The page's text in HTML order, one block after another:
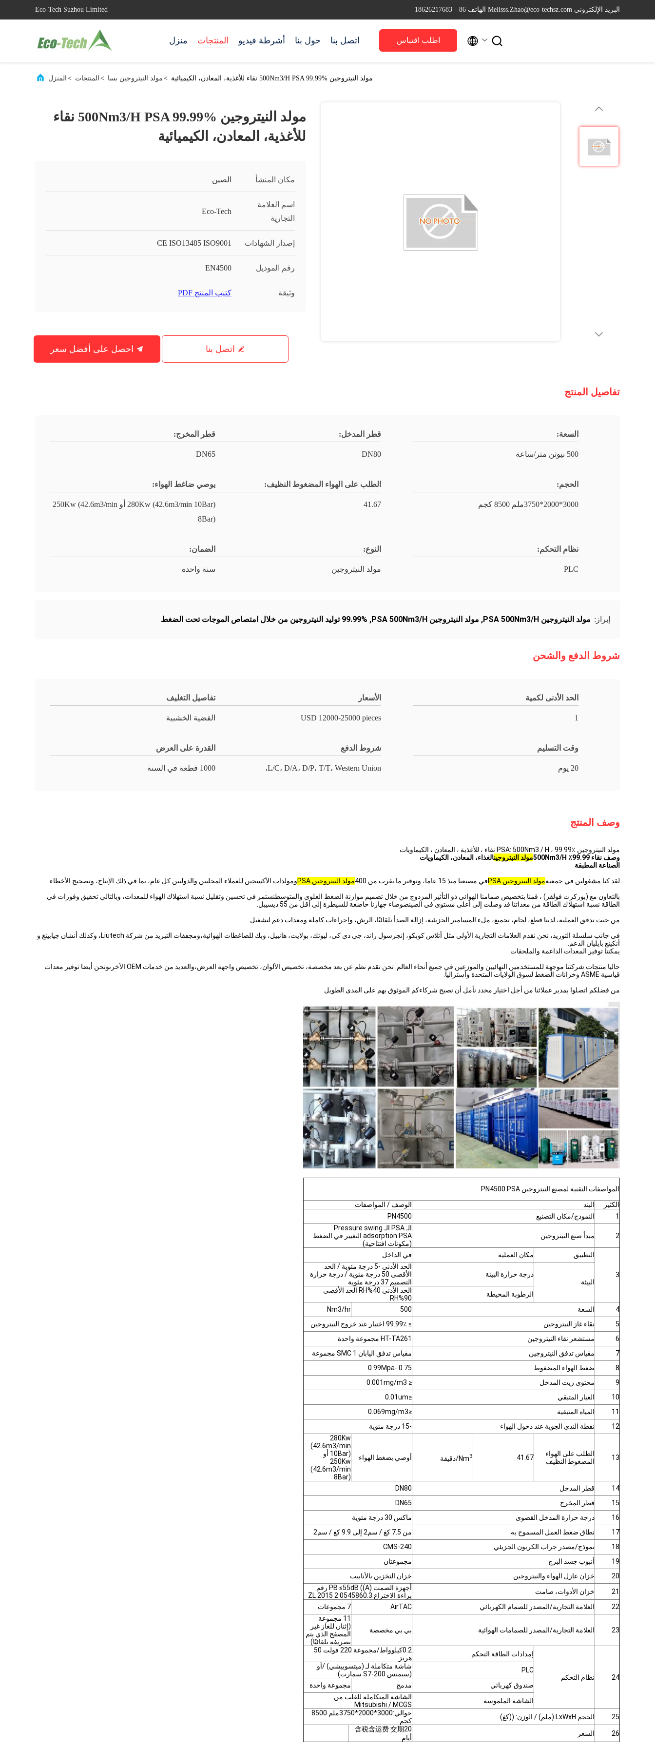
Eco-Tech Suzhou Limited البريد الإلكتروني Melisss.Zhao@eco-techsz.com الهاتف 86-- 18626217683
منزل المنتجات أشرطة فيديو حول بنا اتصل بنا اطلب اقتباس  
المنزل > المنتجات > مولد النيتروجين بسا > مولد النيتروجين 500Nm3/H PSA 99.99% نقاء للأغذية، المعادن، الكيميائية
مولد النيتروجين 500Nm3/H PSA 99.99% نقاء
للأغذية، المعادن، الكيميائية
مكان المنشأ الصين
اسم العلامة
التجارية
Eco-Tech
إصدار الشهادات CE ISO13485 ISO9001
رقم الموديل EN4500
وثيقة كتيب المنتج PDF
اتصل بنا
تفاصيل المنتج
السعة:
500 نيوتن متر/ساعة
قطر المدخل:
DN80
قطر المخرج:
DN65
الحجم:
3000*2000*3750ملم 8500 كجم
الطلب على الهواء المضغوط النظيف:
41.67
يوصي ضاغط الهواء:
280Kw (42.6m3/min 10Bar) أو 250Kw (42.6m3/min
8Bar)
نظام التحكم:
PLC
النوع:
مولد النيتروجين
الضمان:
سنة واحدة
إبراز: مولد النيتروجين PSA 500Nm3/H , مولد النيتروجين PSA 500Nm3/H , 99.99% توليد النيتروجين من خلال امتصاص الموجات تحت الضغط
شروط الدفع والشحن
الحد الأدنى لكمية
1
الأسعار
USD 12000-25000 pieces
تفاصيل التغليف
القضية الخشبية
وقت التسليم
20 يوم
شروط الدفع
L/C، D/A، D/P، T/T، Western Union،
القدرة على العرض
1000 قطعة في السنة
وصف المنتج
مولد النيتروجين PSA: 500Nm3 / H ، 99.99٪ نقاء ، للأغذية ، المعادن ، الكيماويات
وصف نقاء 99.99٪ 500Nm3/H
مولد النيتروجينالغذاء، المعادن، الكيماويات
الصناعة المطبقة
لقد كنا مشغولين في جمعيةمولد النيتروجين PSA في مصنعنا منذ 15 عاما، وتوفير ما يقرب من 400 مولد النيتروجين PSA
ومولدات الأكسجين للعملاء المحليين والدوليين كل عام، بما في ذلك الإنتاج، وتصحيح الأخطاء.
بالتعاون مع (بوركرت فولفز) ، قمنا بتخصيص صمامنا الهوائي ذو التأثير المزدوج من خلال تصميم موازنة الضغط العلوي والمتوسطنستمر في تحسين وتقليل نسبة استهلاك الهواء للمعدات، وبالتالي تحقيق وفورات في
الطاقة نسبة استهلاك الطاقة من معداتنا قد وصلت إلى أعلى مستوى في الصينضوضاء جهازنا خاضعة للسيطرة إلى أقل من 55 ديسيبل.
من حيث تدفق العملية، لدينا قطع، لحام، تجميع، ملء المسامير الجزيئية، إزالة الصدأ تلقائيًا، الرش، وإجراءات كاملة ومعدات دعم لتشغيل.
في جانب سلسلة التوريد، نحن نقدم العلامات التجارية الأولى مثل أتلاس كوبكو، إنجرسول راند، جي دي كي، ليوتك، بولايت، هانبيل، وبك للضاغطات الهوائية،ومجففات التبريد من شركة Liutech، وكذلك أنشان جيابينغ و
أنكينغ بايليان الدعم.
يمكننا توفير المعدات الداعمة والملحقات
حاليا منتجات شركتنا موجهة للمستخدمين النهائيين والموزعين في جميع أنحاء العالم. نحن نقدم نظم عن بعد مخصصة، تخصيص الألوان، تخصيص واجهة العرض،والعديد من خدمات OEM الأخرىونحن أيضا توفير معدات
قياسية ASME وخزانات الضغط لسوق الولايات المتحدة وأستراليا.
من فضلكم اتصلوا بمدير عملائنا من أجل اختيار محدد نأمل أن نصبح شركاءكم الموثوق بهم على المدى الطويل
المواصفات التقنية لمصنع النيتروجين PN4500 PSA
الكثير
البند
الوصف / المواصفات
1
النموذج/مكان التصنيع PN4500
2 مبدأ صنع النيتروجين
الـ PSA الـ Pressure swing
adsorption PSA التغيير في الضغط
(مكونات افتتاحية)
3
التطبيق مكان العملية في الداخل
البيئة
درجة حرارة البيئة
الحد الأدنى -5 درجة مئوية / الحد
الأقصى 50 درجة مئوية / درجة حرارة
التصميم 37 درجة مئوية
الرطوبة المحيطة
الحد الأدنى 40%RH الحد الأقصى
90%RH
4
السعة 500
Nm3/hr
5
نقاء غاز النيتروجين
≥ 99.99٪ اختبار عند خروج النيتروجين
6
مستشعر نقاء النيتروجين
HT-TA261 مجموعة واحدة
7
مقياس تدفق النيتروجين
مقياس تدفق اليابان SMC 1 مجموعة
8
ضغط الهواء المضغوط
0.75 -0.99Mpa
9
محتوى زيت المدخل
≤ 0.001mg/m3
10
الغبار المتبقي
≤0.01um
11
المياه المتبقية
≤0.069mg/m3
12
نقطة الندى الجوية عند دخول الهواء -15 درجة مئوية
13
الطلب على الهواء
المضغوط النظيف
41.67
Nm3 /دقيقة أوصي بضغط الهواء
280Kw
(42.6m3/min
10Bar) أو
250Kw
(42.6m3/min
8Bar)
14
قطر المدخل
DN80
15
قطر المخرج
DN65
16
درجة حرارة المدخل القصوى
ماكس 30 درجة مئوية
17
نطاق ضغط العمل المسموح به
من 7.5 كغ / سم2 إلى 9.9 كغ / سم2
18
نموذج/مصدر جراب الكربون الجزيئي
CMS-240
19
أنبوب جسد البرج
مجموعتان
20
خزان عازل الهواء والنيتروجين
خزان التخزين بالأنابيب
21
خزان الأدوات، صامت
أجهزة الصمت PB ≤55dB ((A) رقم
براءة الاختراع:ZL 2015 2 0545860.3
22
العلامة التجارية/المصدر للصمام الكهربائي AirTAC 7 مجموعات
23 العلامة التجارية/المصدر للصمامات الهوائية بي بي مخصصة
11 مجموعة
(إثنان للغاز غير
المصفح الذي يتم
تصريفه تلقائيًا)
24 نظام التحكم
إمدادات الطاقة التحكم
0.2كيلوواط/مجموعة 220 فولت 50
هرتز
PLC
شاشة متكاملة لـ (ميتسوبيشي) /أو
(سيمنس S7-200 سمارت)
صندوق كهربائي
مدمج
مجموعة واحدة
الشاشة الملموسة
الشاشة المتكاملة للقلب من
Mitsubishi / MCGS
25
الحجم LxWxH (ملم) / الوزن: ((كغ)
حوالي:3000*2000*3750ملم 8500
كجم
26
السعر
含税含运费 交期20
أيام